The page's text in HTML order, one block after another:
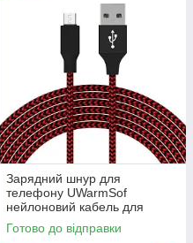
Зарядний шнур для
телефону UWarmSof
нейлоновий кабель для
зарядки USB to Micro кабель
швидкої зарядки для
Готово до відправки